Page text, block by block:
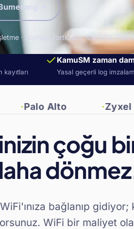
→
· Sophos, FortiGate, MikroTik, Palo
kayıtları
KamuSM zaman
Yasal geçerli log
Alto Zyxel
çoğu
bağlanıp
WiFi bir maliyet